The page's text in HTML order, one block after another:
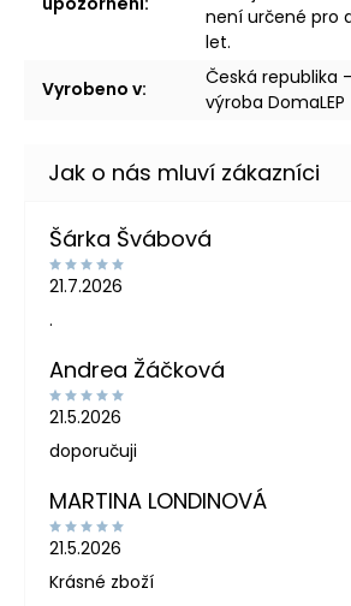
není určené pro
let.
Vyrobeno v:
Česká republika
výroba DomaLEP
Šárka Švábová
21.7.2026
.
Andrea Žáčková
21.5.2026
doporučuji
MARTINA LONDINOVÁ
21.5.2026
Krásné zboží